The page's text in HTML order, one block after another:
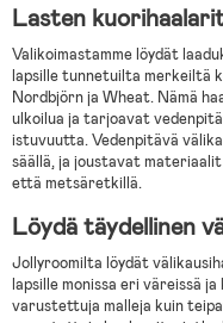
Lasten
Valikoimastamme löydät
lapsille tunnetuilta merkeiltä
Nordbjörn ja Wheat. Nämä
ulkoilua ja tarjoavat
istuvuutta. Vedenpitävä
säällä, ja joustavat
että metsäretkillä.
Löydä täydellinen
Jollyroomilta löydät
lapsille monissa eri väreissä
varustettuja malleja kuin